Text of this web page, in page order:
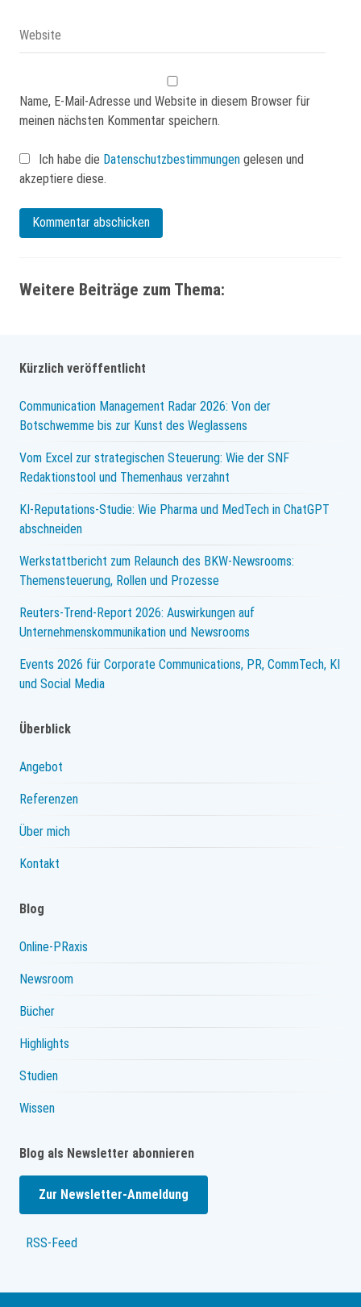
Name, E-Mail-Adresse und Website in diesem Browser für
meinen nächsten Kommentar speichern.
Ich habe die Datenschutzbestimmungen gelesen und
akzeptiere diese.
Weitere Beiträge zum Thema:
Kürzlich veröffentlicht
Communication Management Radar 2026: Von der
Botschwemme bis zur Kunst des Weglassens
Vom Excel zur strategischen Steuerung: Wie der SNF
Redaktionstool und Themenhaus verzahnt
KI-Reputations-Studie: Wie Pharma und MedTech in ChatGPT
abschneiden
Werkstattbericht zum Relaunch des BKW-Newsrooms:
Themensteuerung, Rollen und Prozesse
Reuters-Trend-Report 2026: Auswirkungen auf
Unternehmenskommunikation und Newsrooms
Events 2026 für Corporate Communications, PR, CommTech, KI
und Social Media
Überblick
Angebot
Referenzen
Über mich
Kontakt
Blog
Online-PRaxis
Newsroom
Bücher
Highlights
Studien
Wissen
Blog als Newsletter abonnieren
Zur Newsletter-Anmeldung
RSS-Feed